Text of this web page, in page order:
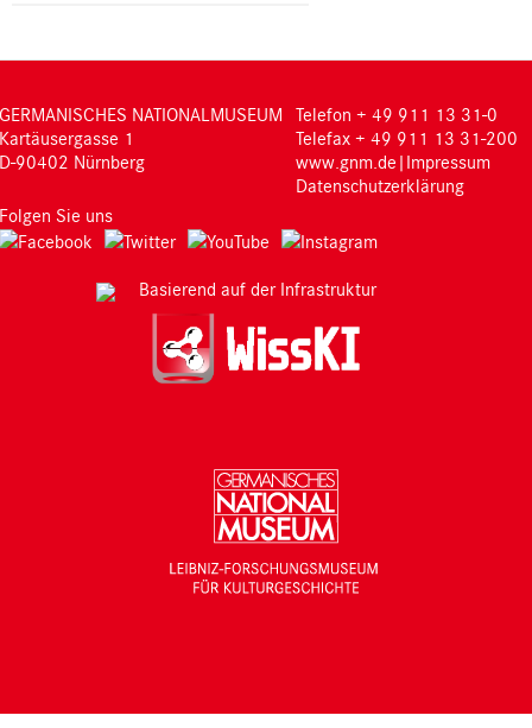
GERMANISCHES NATIONALMUSEUM
Kartäusergasse 1
D-90402 Nürnberg
Telefon + 49 911 13 31-0
Telefax + 49 911 13 31-200
www.gnm.de | Impressum
Datenschutzerklärung
Folgen Sie uns
Basierend auf der Infrastruktur